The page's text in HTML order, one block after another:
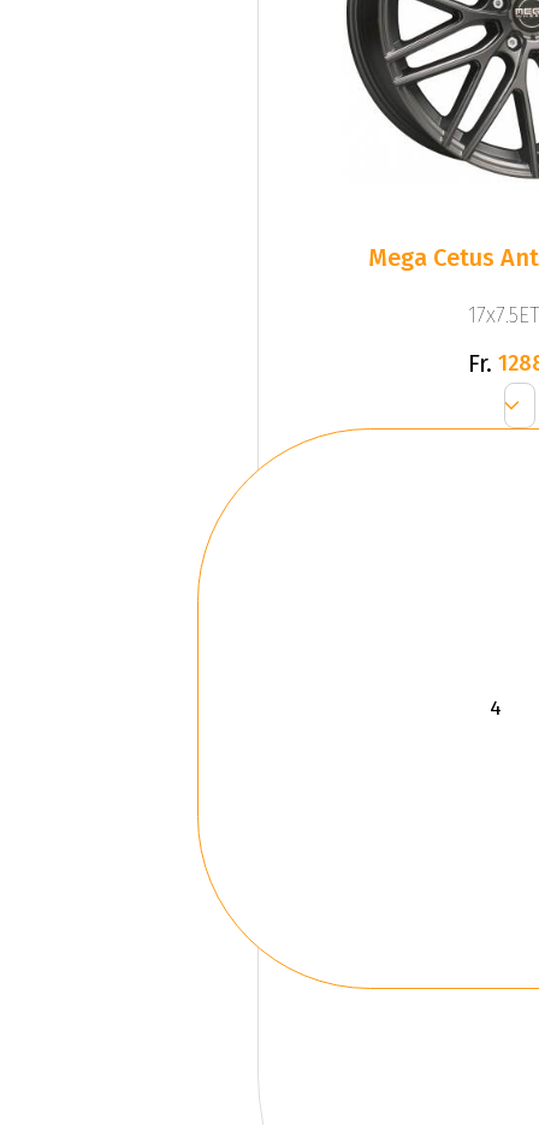
Mega Cetus
Fr.